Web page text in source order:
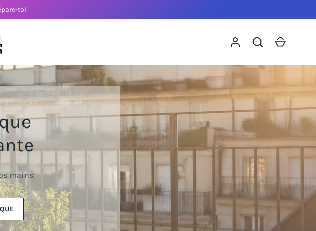
toi
RecherchePanier
le plus
même engagement
avec du style.